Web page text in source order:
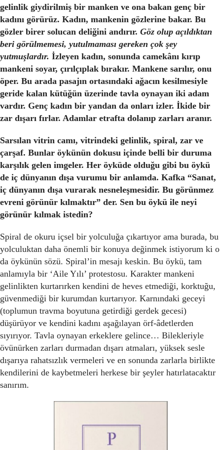
gelinlik giydirilmiş bir manken ve ona bakan genç bir
kadını görürüz. Kadın, mankenin gözlerine bakar. Bu
gözler birer solucan deliğini andırır. Göz olup açıldıktan
beri görülmemesi, yutulmaması gereken çok şey
yutmuşlardır. İzleyen kadın, sonunda camekânı kırıp
mankeni soyar, çırılçıplak bırakır. Mankene sarılır, onu
öper. Bu arada pasajın ortasındaki ağacın kesilmesiyle
geride kalan kütüğün üzerinde tavla oynayan iki adam
vardır. Genç kadın bir yandan da onları izler. İkide bir
zar dışarı fırlar. Adamlar etrafta dolanıp zarları aranır.
Sarsılan vitrin camı, vitrindeki gelinlik, spiral, zar ve
çarşaf. Bunlar öykünün dokusu içinde belli bir duruma
karşılık gelen imgeler. Her öyküde olduğu gibi bu öykü
de iç dünyanın dışa vurumu bir anlamda. Kafka “Sanat,
iç dünyanın dışa vurarak nesneleşmesidir. Bu görünmez
evreni görünür kılmaktır” der. Sen bu öykü ile neyi
görünür kılmak istedin?
Spiral de okuru içsel bir yolculuğa çıkartıyor ama burada, bu
yolculuktan daha önemli bir konuya değinmek istiyorum ki o
da öykünün sözü. Spiral’in mesajı keskin. Bu öykü, tam
anlamıyla bir ‘Aile Yılı’ protestosu. Karakter mankeni
gelinlikten kurtarırken kendini de heves etmediği, korktuğu,
güvenmediği bir kurumdan kurtarıyor. Karnındaki geceyi
(toplumun travma boyutuna getirdiği gerdek gecesi)
düşürüyor ve kendini kadını aşağılayan örf-âdetlerden
sıyırıyor. Tavla oynayan erkeklere gelince… Bilekleriyle
övünürken zarları durmadan dışarı atmaları, yüksek sesle
dışarıya rahatsızlık vermeleri ve en sonunda zarlarla birlikte
kendilerini de kaybetmeleri herkese bir şeyler hatırlatacaktır
sanırım.